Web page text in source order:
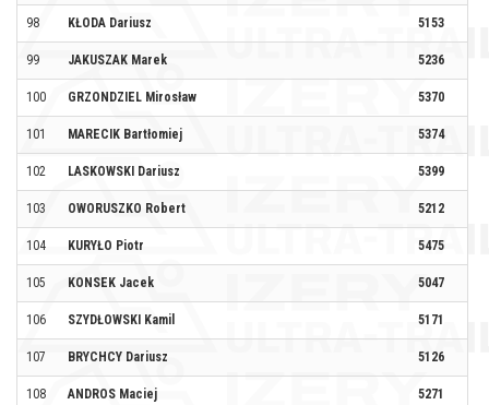
98 KŁODA Dariusz 5153
99 JAKUSZAK Marek 5236
100 GRZONDZIEL Mirosław 5370
101 MARECIK Bartłomiej 5374
102 LASKOWSKI Dariusz 5399
103 OWORUSZKO Robert 5212
104 KURYŁO Piotr 5475
105 KONSEK Jacek 5047
106 SZYDŁOWSKI Kamil 5171
107 BRYCHCY Dariusz 5126
108 ANDROS Maciej 5271